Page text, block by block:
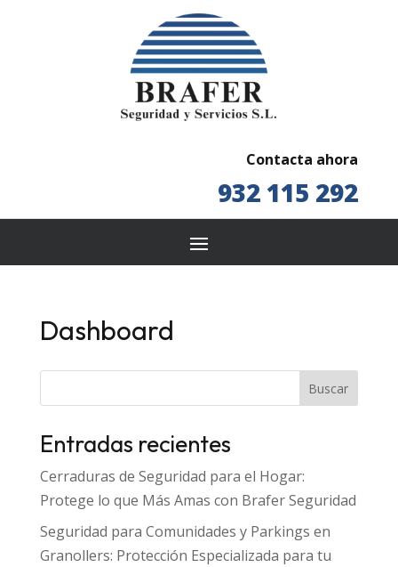
Contacta ahora
932 115 292
Dashboard
Buscar
Entradas recientes
Cerraduras de Seguridad para el Hogar:
Protege lo que Más Amas con Brafer Seguridad
Seguridad para Comunidades y Parkings en
Granollers: Protección Especializada para tu